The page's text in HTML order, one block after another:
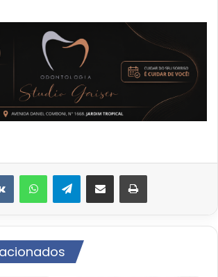
VK WhatsAppTelegramCompartilhar via e-mail Imprimir